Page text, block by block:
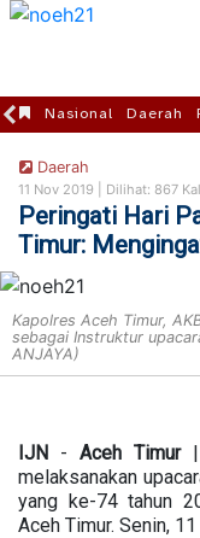
Nasional Daerah
Daerah
11 Nov 2019 | Dilihat: 867
Peringati Hari
Timur:
Kapolres Aceh Timur,
sebagai Instruktur
ANJAYA)
IJN - Aceh Timur|
melaksanakan
yang ke-74 tahun
Aceh Timur. Senin,